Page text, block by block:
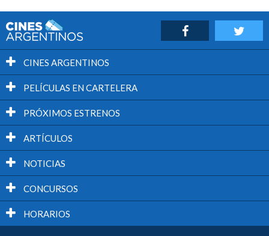
CINES ARGENTINOS
PELÍCULAS EN CARTELERA
PRÓXIMOS ESTRENOS
ARTÍCULOS
NOTICIAS
CONCURSOS
HORARIOS